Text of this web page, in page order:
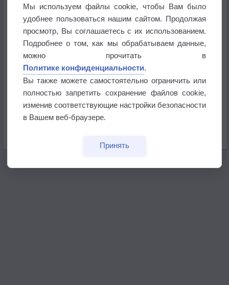
+51°
Европейские столицы бьют рекорды жары
Впервые за 155 лет в Лондоне в течение месяца
не выпадал дождь
Лето продолжит щедро раздавать своё тепло!
Погода в Екатеринбурге 5 августа
Мы используем файлы cookie, чтобы Вам было
удобнее пользоваться нашим сайтом. Продолжая
просмотр, Вы соглашаетесь с их использованием.
Подробнее о том, как мы обрабатываем данные,
можно прочитать в
Политике конфиденциальности.
Вы также можете самостоятельно ограничить или
полностью запретить сохранение файлов cookie,
изменив соответствующие настройки безопасности
в Вашем веб-браузере.
Принять